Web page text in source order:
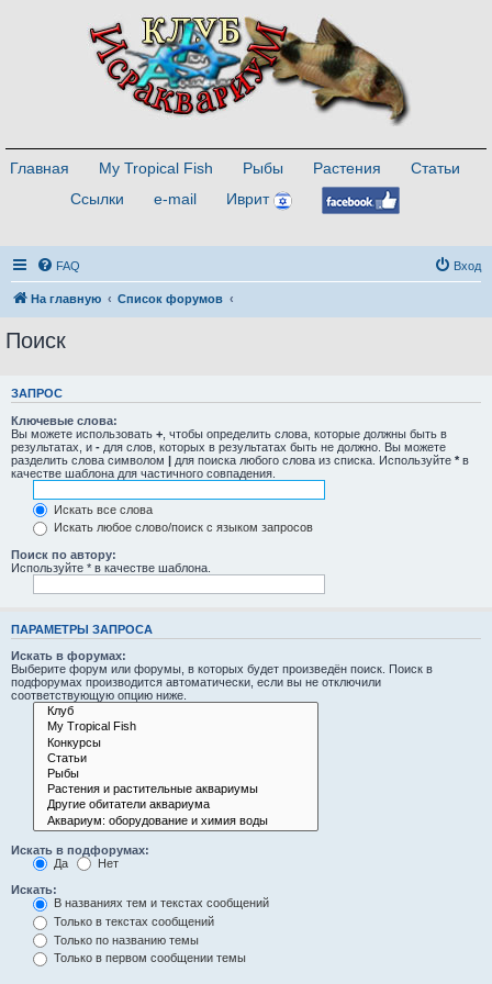
Главная My Tropical Fish Рыбы Растения
Статьи
Ссылки
e-mail Иврит
FAQ Вход
На главную Список форумов
Поиск
ЗАПРОС
Ключевые слова:
Вы можете использовать + , чтобы определить слова, которые должны быть в
результатах, и - для слов, которых в результатах быть не должно. Вы можете
разделить слова символом | для поиска любого слова из списка. Используйте * в
качестве шаблона для частичного совпадения.
Искать все слова
Искать любое слово/поиск с языком запросов
Поиск по автору:
Используйте * в качестве шаблона.
ПАРАМЕТРЫ ЗАПРОСА
Искать в форумах:
Выберите форум или форумы, в которых будет произведён поиск. Поиск в
подфорумах производится автоматически, если вы не отключили
соответствующую опцию ниже.
Искать в подфорумах:
Да
Нет
Искать:
В названиях тем и текстах сообщений
Только в текстах сообщений
Только по названию темы
Только в первом сообщении темы